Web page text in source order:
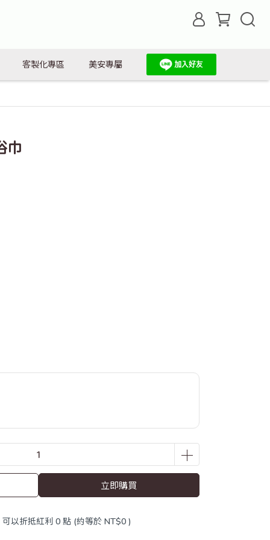
客製化專區 美安專屬
巾
立即購買
以折抵紅利 0 點 (約等於 NT$0 )